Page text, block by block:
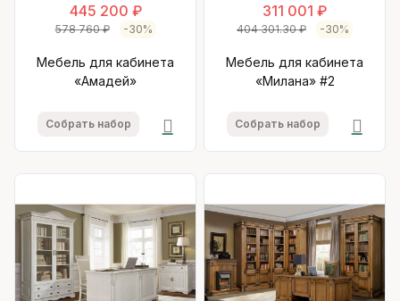
445 200 ₽
578 760 ₽ -30%
Мебель для кабинета
«Амадей»
Собрать набор
311 001 ₽
404 301.30 ₽ -30%
Мебель для кабинета
«Милана» #2
Собрать набор